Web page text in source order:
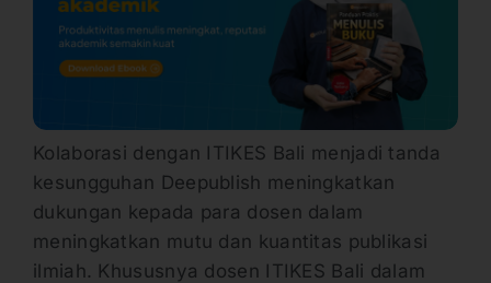
Kolaborasi dengan ITIKES Bali menjadi tanda
kesungguhan Deepublish meningkatkan
dukungan kepada para dosen dalam
meningkatkan mutu dan kuantitas publikasi
ilmiah. Khususnya dosen ITIKES Bali dalam